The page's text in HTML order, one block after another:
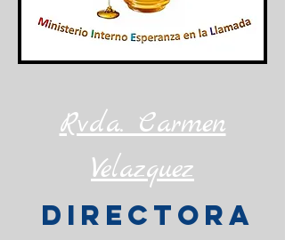
Rvda. Carmen
Velazquez
Directora